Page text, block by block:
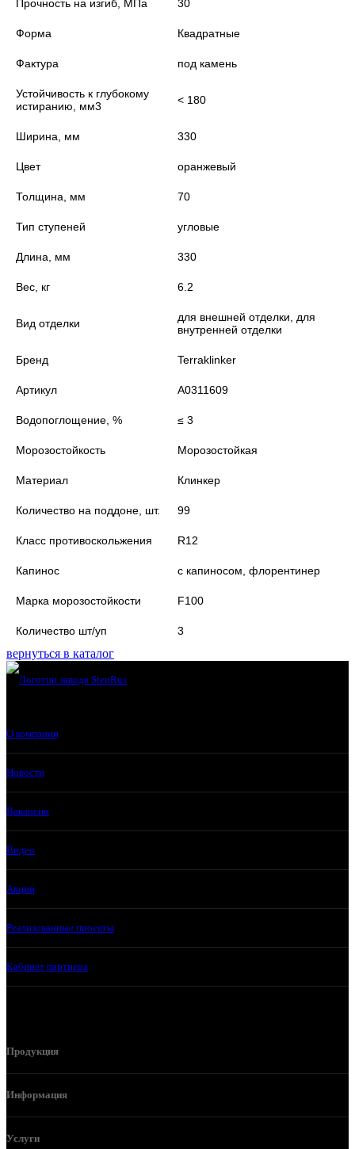
Прочность на изгиб, МПа 30
Форма Квадратные
Фактура под камень
Устойчивость к глубокому
истиранию, мм3
< 180
Ширина, мм 330
Цвет оранжевый
Толщина, мм 70
Тип ступеней угловые
Длина, мм 330
Вес, кг 6.2
Вид отделки
для внешней отделки, для
внутренней отделки
Бренд Terraklinker
Артикул A0311609
Водопоглощение, % ≤ 3
Морозостойкость Морозостойкая
Материал Клинкер
Количество на поддоне, шт. 99
Класс противоскольжения R12
Капинос с капиносом, флорентинер
Марка морозостойкости F100
Количество шт/уп 3
вернуться в каталог
О компании
Новости
Вакансии
Видео
Акции
Реализованные проекты
Кабинет партнера
Продукция
Информация
Услуги